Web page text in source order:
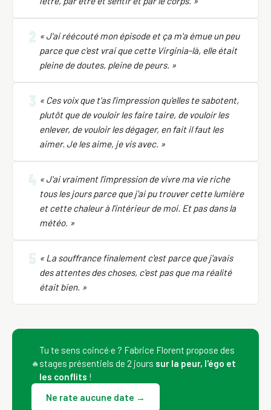
2 « J'ai réécouté mon épisode et ça m'a émue un peu
parce que c'est vrai que cette Virginia-là, elle était
pleine de doutes, pleine de peurs. »
3 « Ces voix que t'as l'impression qu'elles te sabotent,
plutôt que de vouloir les faire taire, de vouloir les
enlever, de vouloir les dégager, en fait il faut les
aimer. Je les aime, je vis avec. »
4 « J'ai vraiment l'impression de vivre ma vie riche
tous les jours parce que j'ai pu trouver cette lumière
et cette chaleur à l'intérieur de moi. Et pas dans la
météo. »
5 « La souffrance finalement c'est parce que j'avais
des attentes des choses, c'est pas que ma réalité
était bien. »
🔥
Tu te sens coincé·e ? Fabrice Florent propose des
stages présentiels de 2 jours sur la peur, l'égo et
les conflits !
Ne rate aucune date →